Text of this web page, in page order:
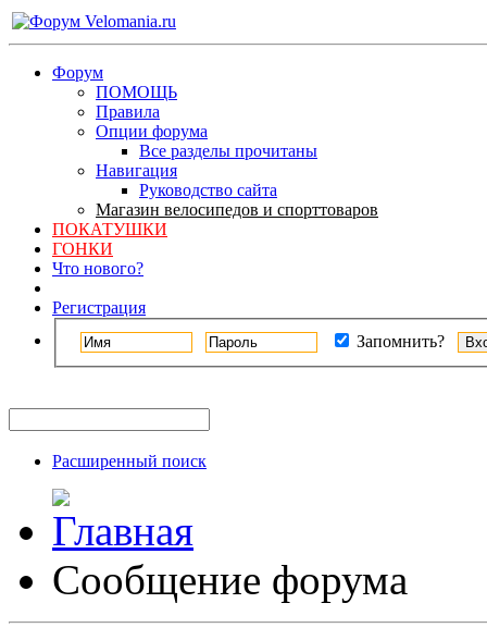
Форум
ПОМОЩЬ
Правила
Опции форума
Все разделы прочитаны
Навигация
Руководство сайта
Магазин велосипедов и спорттоваров
ПОКАТУШКИ
ГОНКИ
Что нового?
Регистрация
Запомнить?
Расширенный поиск
Сообщение форума